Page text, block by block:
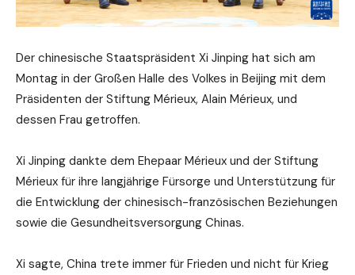
Der chinesische Staatspräsident Xi Jinping hat sich am
Montag in der Großen Halle des Volkes in Beijing mit dem
Präsidenten der Stiftung Mérieux, Alain Mérieux, und
dessen Frau getroffen.
Xi Jinping dankte dem Ehepaar Mérieux und der Stiftung
Mérieux für ihre langjährige Fürsorge und Unterstützung für
die Entwicklung der chinesisch-französischen Beziehungen
sowie die Gesundheitsversorgung Chinas.
Xi sagte, China trete immer für Frieden und nicht für Krieg